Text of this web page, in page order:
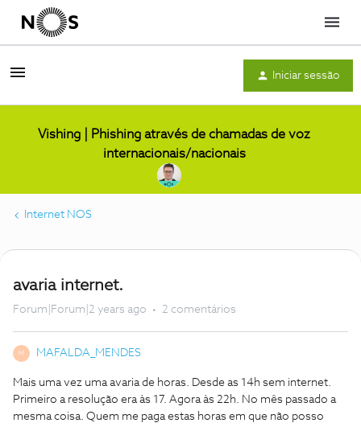
Menu
Iniciar sessão
Vishing | Phishing através de chamadas de voz
internacionais/nacionais
Internet NOS
avaria internet.
Forum|Forum|2 years ago 2 comentários
M MAFALDA_MENDES
Mais uma vez uma avaria de horas. Desde as 14h sem internet.
Primeiro a resolução era às 17. Agora às 22h. No mês passado a
mesma coisa. Quem me paga estas horas em que não posso